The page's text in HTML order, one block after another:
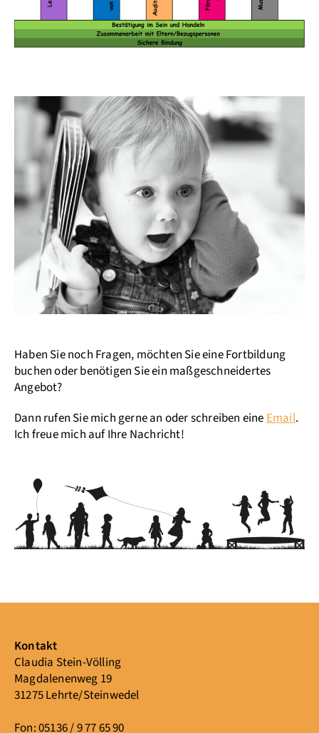
Haben Sie noch Fragen, möchten Sie eine Fortbildung
buchen oder benötigen Sie ein maßgeschneidertes
Angebot?
Dann rufen Sie mich gerne an oder schreiben eine Email.
Ich freue mich auf Ihre Nachricht!
Kontakt
Claudia Stein-Völling
Magdalenenweg 19
31275 Lehrte/Steinwedel
Fon: 05136 / 9 77 65 90